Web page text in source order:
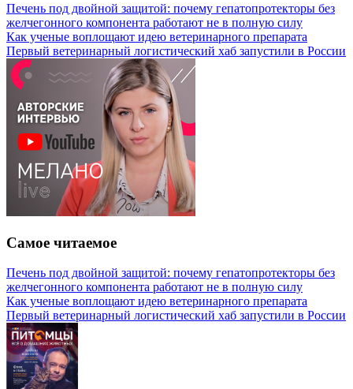
Печень под двойной защитой: почему гепатопротекторы без
желчегонного компонента работают не в полную силу
Как ученые воплощают идею ветеринарного препарата
Первый ветеринарный логистический хаб запустили в России
Самое читаемое
Печень под двойной защитой: почему гепатопротекторы без
желчегонного компонента работают не в полную силу
Как ученые воплощают идею ветеринарного препарата
Первый ветеринарный логистический хаб запустили в России